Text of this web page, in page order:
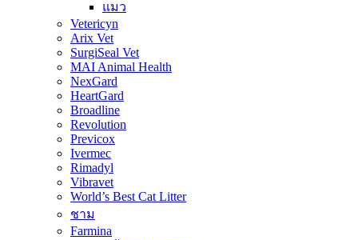
แมว
Vetericyn
Arix Vet
SurgiSeal Vet
MAI Animal Health
NexGard
HeartGard
Broadline
Revolution
Previcox
Ivermec
Rimadyl
Vibravet
World’s Best Cat Litter
ชาม
Farmina